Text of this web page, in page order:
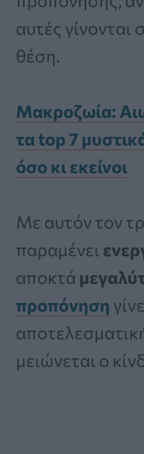
αυτές
θέση.
Μακροζωία:
τα top 7
όσο κι εκείνοι
Με αυτόν τον
παραμένει
αποκτά
προπόνηση
μειώνεται ο